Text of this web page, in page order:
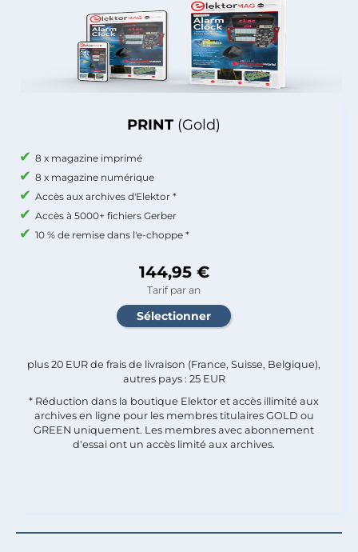
PRINT (Gold)
8 x magazine imprimé
8 x magazine numérique
Accès aux archives d'Elektor *
Accès à 5000+ fichiers Gerber
10 % de remise dans l'e-choppe *
144,95 €
Tarif par an
plus 20 EUR de frais de livraison (France, Suisse, Belgique),
autres pays : 25 EUR
* Réduction dans la boutique Elektor et accès illimité aux
archives en ligne pour les membres titulaires GOLD ou
GREEN uniquement. Les membres avec abonnement
d'essai ont un accès limité aux archives.